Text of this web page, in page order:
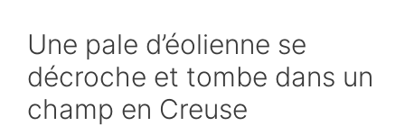
Une pale d’éolienne se
décroche et tombe dans un
champ en Creuse